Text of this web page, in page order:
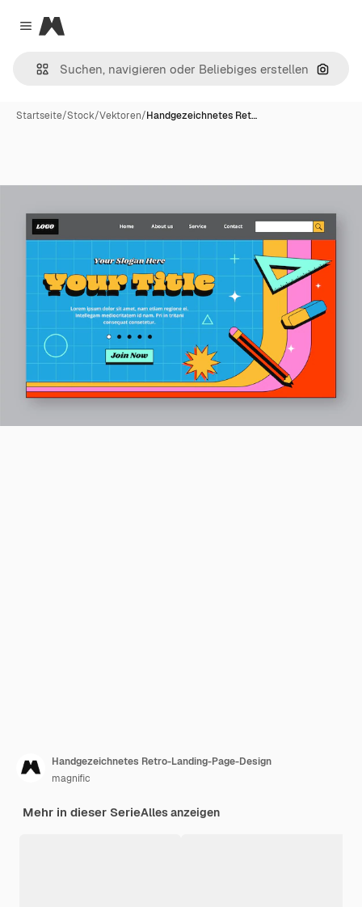
Close menu
Magnific
Nach
Startseite/Stock/Vektoren/Handgezeichnetes Ret…
Handgezeichnetes Retro-Landing-Page-Design
magnific
Mehr in dieser SerieAlles anzeigen